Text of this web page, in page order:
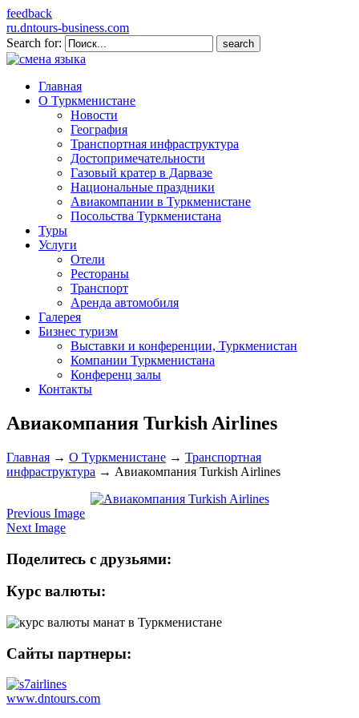
feedback
ru.dntours-business.com
Search for:
Главная
О Туркменистане
Новости
География
Транспортная инфраструктура
Достопримечательности
Газовый кратер в Дарвазе
Национальные праздники
Авиакомпании в Туркменистане
Посольства Туркменистана
Туры
Услуги
Отели
Рестораны
Транспорт
Аренда автомобиля
Галерея
Бизнес туризм
Выставки и конференции, Туркменистан
Компании Туркменистана
Конференц залы
Контакты
Авиакомпания Turkish Airlines
Главная → О Туркменистане → Транспортная
инфраструктура → Авиакомпания Turkish Airlines
Previous Image
Next Image
Поделитесь с друзьями:
Курс валюты:
Сайты партнеры:
www.dntours.com